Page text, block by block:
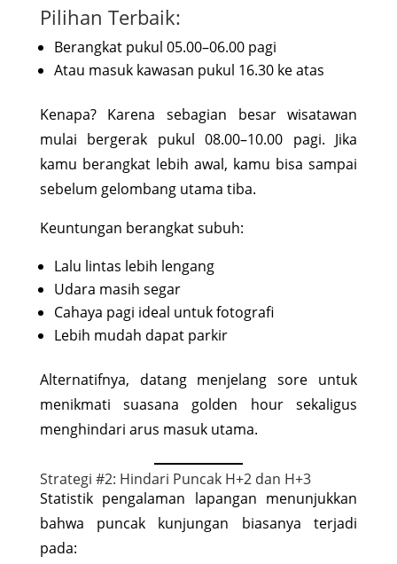
Pilihan Terbaik:
Berangkat pukul 05.00–06.00 pagi
Atau masuk kawasan pukul 16.30 ke atas
Kenapa? Karena sebagian besar wisatawan
mulai bergerak pukul 08.00–10.00 pagi. Jika
kamu berangkat lebih awal, kamu bisa sampai
sebelum gelombang utama tiba.
Keuntungan berangkat subuh:
Lalu lintas lebih lengang
Udara masih segar
Cahaya pagi ideal untuk fotografi
Lebih mudah dapat parkir
Alternatifnya, datang menjelang sore untuk
menikmati suasana golden hour sekaligus
menghindari arus masuk utama.
Strategi #2: Hindari Puncak H+2 dan H+3
Statistik pengalaman lapangan menunjukkan
bahwa puncak kunjungan biasanya terjadi
pada: